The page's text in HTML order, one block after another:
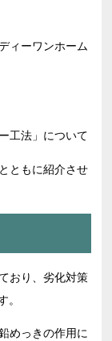
ィーワンホーム
工法」について
ともに紹介させ
おり、劣化対策
。
めっきの作用に